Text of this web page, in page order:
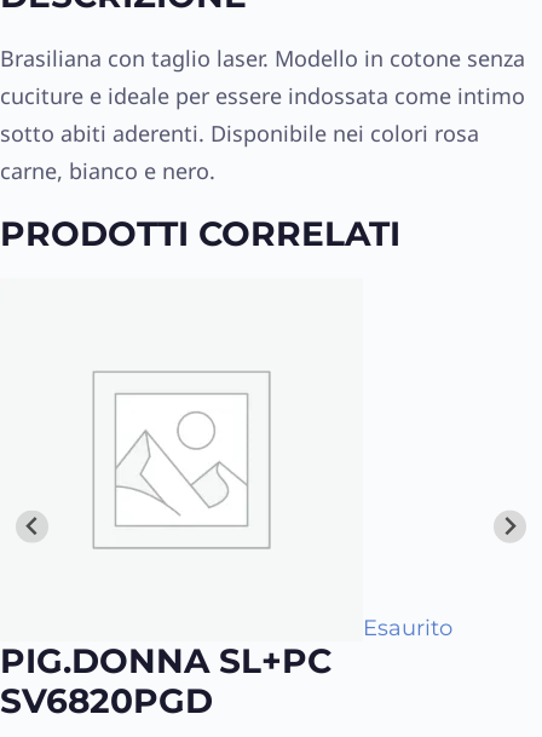
Brasiliana con taglio laser. Modello in cotone senza
cuciture e ideale per essere indossata come intimo
sotto abiti aderenti. Disponibile nei colori rosa
carne, bianco e nero.
PRODOTTI CORRELATI
Esaurito
PIG.DONNA SL+PC
SV6820PGD